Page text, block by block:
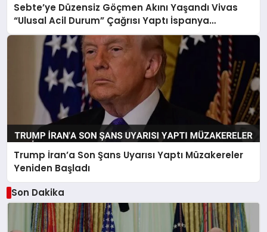
Sebte’ye Düzensiz Göçmen Akını Yaşandı Vivas
“Ulusal Acil Durum” Çağrısı Yaptı İspanya
Harekete Geçti
Trump İran’a Son Şans Uyarısı Yaptı Müzakereler
Yeniden Başladı
Son Dakika